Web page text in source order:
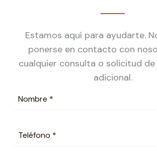
Estamos aquí para ayudarte.
ponerse en contacto con
cualquier consulta o solicitud
adicional.